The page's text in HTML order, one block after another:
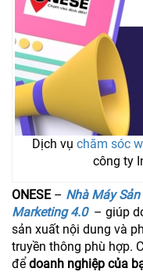
Dịch vụ chăm sóc
công ty
ONESE– Nhà Máy
Marketing 4.0 – giúp
sản xuất nội dung và
truyền thông phù hợp.
để doanh nghiệp của